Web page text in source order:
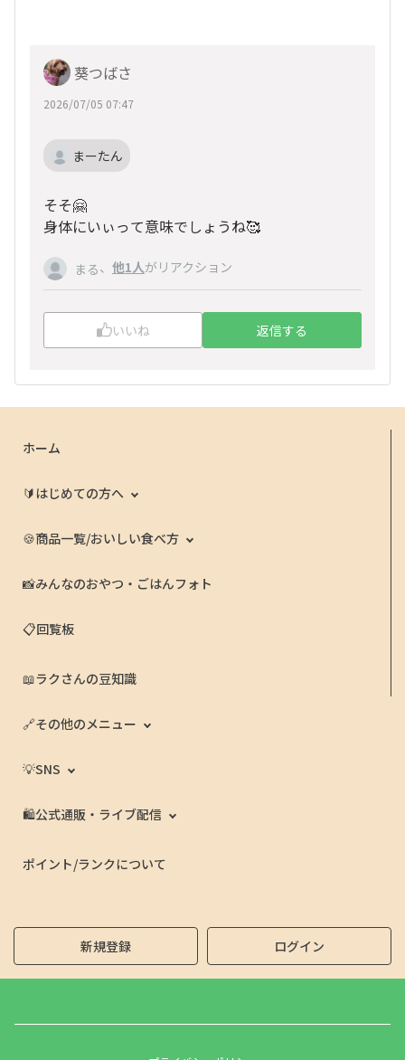
葵つばさ
2026/07/05 07:47
まーたん
そそ🤗
身体にいぃって意味でしょうね🥰
まる、 他1人がリアクション
いいね 返信する
ホーム
🔰はじめての方へ
🍪商品一覧/おいしい食べ方
📸みんなのおやつ・ごはんフォト
📋回覧板
📖ラクさんの豆知識
🔗その他のメニュー
💡SNS
🛍️公式通販・ライブ配信
ポイント/ランクについて
新規登録 ログイン